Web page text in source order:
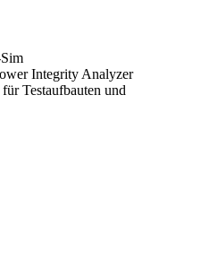
Integrity Analyzer
Testaufbauten und